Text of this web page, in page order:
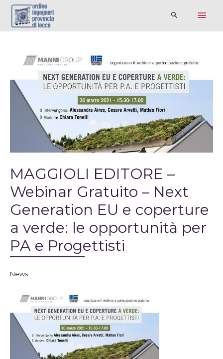
MAGGIOLI EDITORE –
Webinar Gratuito – Next
Generation EU e coperture
a verde: le opportunità per
PA e Progettisti
News